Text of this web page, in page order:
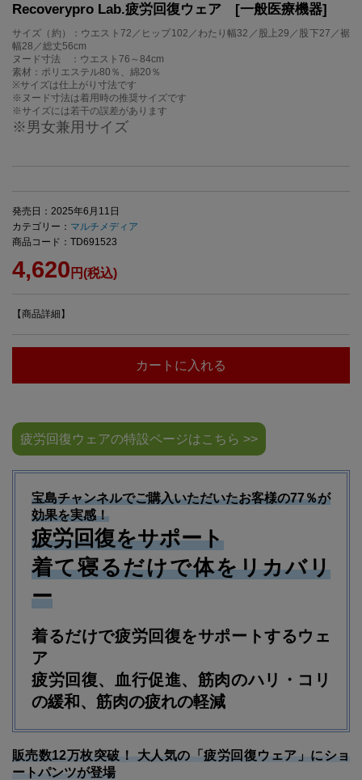
Recoverypro Lab.疲労回復ウェア [一般医療機器]
サイズ（約）：ウエスト72／ヒップ102／わたり幅32／股上29／股下27／裾
幅28／総丈56cm
ヌード寸法 ：ウエスト76～84cm
素材：ポリエステル80％、綿20％
※サイズは仕上がり寸法です
※ヌード寸法は着用時の推奨サイズです
※サイズには若干の誤差があります
※男女兼用サイズ
発売日：2025年6月11日
カテゴリー： マルチメディア
商品コード：TD691523
4,620 円(税込)
【商品詳細】
カートに入れる
疲労回復ウェアの特設ページはこちら >>
宝島チャンネルでご購入いただいたお客様の77％が
効果を実感！
疲労回復をサポート
着て寝るだけで体をリカバリ
ー
着るだけで疲労回復をサポートするウェ
ア
疲労回復、血行促進、筋肉のハリ・コリ
の緩和、筋肉の疲れの軽減
販売数12万枚突破！ 大人気の「疲労回復ウェア」にショ
ートパンツが登場